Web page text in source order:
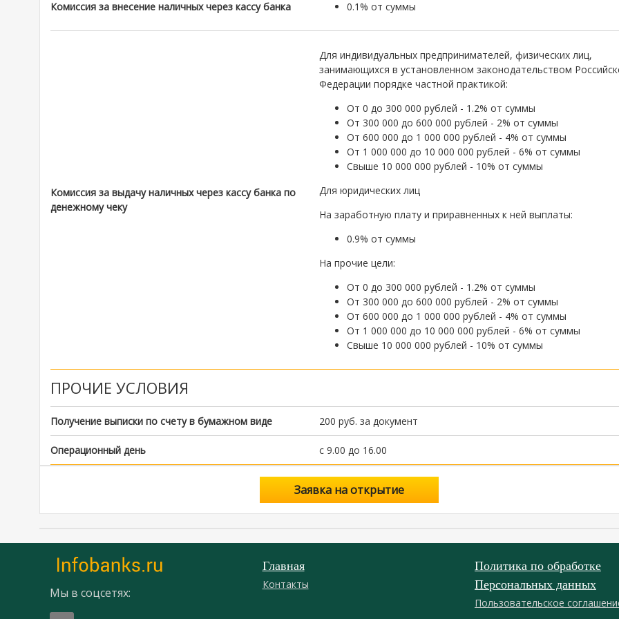
Комиссия за внесение наличных через кассу банка 0.1% от суммы
Комиссия за выдачу наличных через кассу банка по
денежному чеку
Для индивидуальных предпринимателей, физических лиц,
занимающихся в установленном законодательством
Федерации порядке частной практикой:
От 0 до 300 000 рублей - 1.2% от суммы
От 300 000 до 600 000 рублей - 2% от суммы
От 600 000 до 1 000 000 рублей - 4% от суммы
От 1 000 000 до 10 000 000 рублей - 6% от суммы
Свыше 10 000 000 рублей - 10% от суммы
Для юридических лиц
На заработную плату и приравненных к ней выплаты:
0.9% от суммы
На прочие цели:
От 0 до 300 000 рублей - 1.2% от суммы
От 300 000 до 600 000 рублей - 2% от суммы
От 600 000 до 1 000 000 рублей - 4% от суммы
От 1 000 000 до 10 000 000 рублей - 6% от суммы
Свыше 10 000 000 рублей - 10% от суммы
ПРОЧИЕ УСЛОВИЯ
Получение выписки по счету в бумажном виде 200 руб. за документ
Операционный день с 9.00 до 16.00
Заявка на открытие
Мы в соцсетях:
Главная
Контакты
Политика по обработке
Персональных данных
Пользовательское